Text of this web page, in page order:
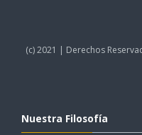
(c) 2021 | Derechos
Nuestra Filosofía